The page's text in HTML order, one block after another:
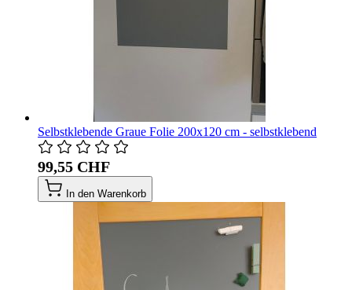
Selbstklebende Graue Folie 200x120 cm - selbstklebend
99,55 CHF
In den Warenkorb